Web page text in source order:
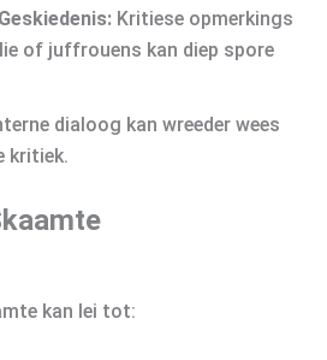
Kritiese opmerkings
of juffrouens kan diep spore
dialoog kan wreeder wees
kritiek.
kan lei tot: